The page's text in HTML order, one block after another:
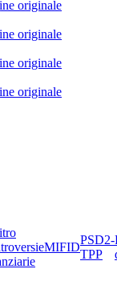
MIFID
PSD2-
TPP